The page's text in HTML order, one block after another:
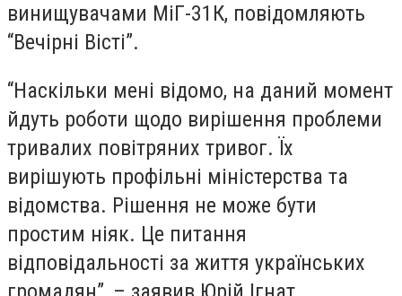
винищувачами МіГ-31К, повідомляють
“Вечірні Вісті”.
“Наскільки мені відомо, на даний момент
йдуть роботи щодо вирішення проблеми
тривалих повітряних тривог. Їх
вирішують профільні міністерства та
відомства. Рішення не може бути
простим ніяк. Це питання
відповідальності за життя українських